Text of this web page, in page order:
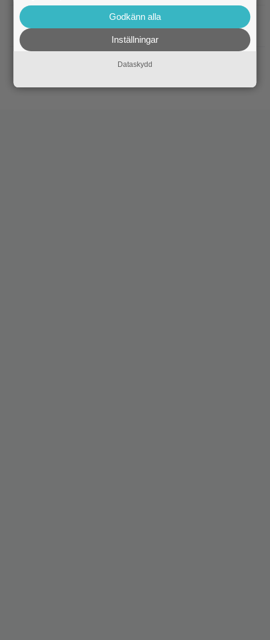
Hollywood
Anya Taylor-Joy förklarar: ”Därför är
method actors bara män”
Minns ni ”The Division”-filmen? Den kan
Godkänn alla
Inställningar
Dataskydd